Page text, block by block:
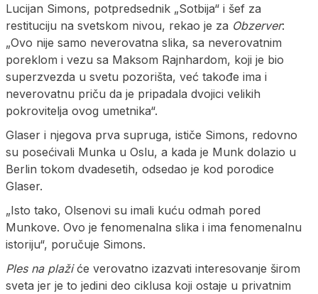
Lucijan Simons, potpredsednik „Sotbija“ i šef za
restituciju na svetskom nivou, rekao je za Obzerver:
„Ovo nije samo neverovatna slika, sa neverovatnim
poreklom i vezu sa Maksom Rajnhardom, koji je bio
superzvezda u svetu pozorišta, već takođe ima i
neverovatnu priču da je pripadala dvojici velikih
pokrovitelja ovog umetnika“.
Glaser i njegova prva supruga, ističe Simons, redovno
su posećivali Munka u Oslu, a kada je Munk dolazio u
Berlin tokom dvadesetih, odsedao je kod porodice
Glaser.
„Isto tako, Olsenovi su imali kuću odmah pored
Munkove. Ovo je fenomenalna slika i ima fenomenalnu
istoriju“, poručuje Simons.
Ples na plažiće verovatno izazvati interesovanje širom
sveta jer je to jedini deo ciklusa koji ostaje u privatnim